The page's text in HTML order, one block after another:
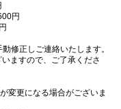
円
修正しご連絡いたします。
ますので、ご了承くださ
変更になる場合がございま